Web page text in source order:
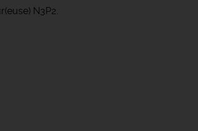
N3P2.